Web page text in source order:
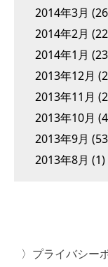
2014年3月
2014年2月
2014年1月
2013年12月
2013年11月
2013年10月
2013年9月
2013年8月 (1)
プライバシー